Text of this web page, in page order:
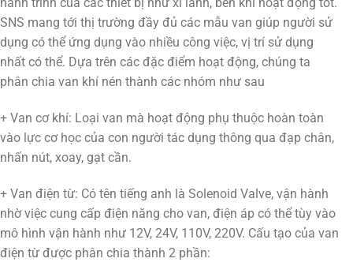
hành trình của các thiết bị như xi lanh, ben khí hoạt động tốt.
SNS mang tới thị trường đầy đủ các mẫu van giúp người sử
dụng có thể ứng dụng vào nhiều công việc, vị trí sử dụng
nhất có thể. Dựa trên các đặc điểm hoạt động, chúng ta
phân chia van khí nén thành các nhóm như sau
+ Van cơ khí: Loại van mà hoạt động phụ thuộc hoàn toàn
vào lực cơ học của con người tác dụng thông qua đạp chân,
nhấn nút, xoay, gạt cần.
+ Van điện từ: Có tên tiếng anh là Solenoid Valve, vận hành
nhờ việc cung cấp điện năng cho van, điện áp có thể tùy vào
mô hình vận hành như 12V, 24V, 110V, 220V. Cấu tạo của van
điện từ được phân chia thành 2 phần: